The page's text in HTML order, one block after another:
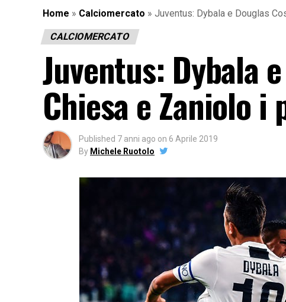
Home » Calciomercato » Juventus: Dybala e Douglas
CALCIOMERCATO
Juventus: Dybala
Chiesa e Zaniolo
Published 7 anni ago on 6 Aprile 2019
By Michele Ruotolo